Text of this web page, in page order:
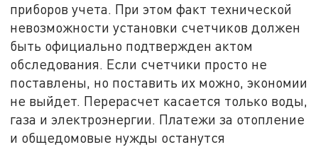
приборов учета. При этом факт технической
невозможности установки счетчиков должен
быть официально подтвержден актом
обследования. Если счетчики просто не
поставлены, но поставить их можно, экономии
не выйдет. Перерасчет касается только воды,
газа и электроэнергии. Платежи за отопление
и общедомовые нужды останутся